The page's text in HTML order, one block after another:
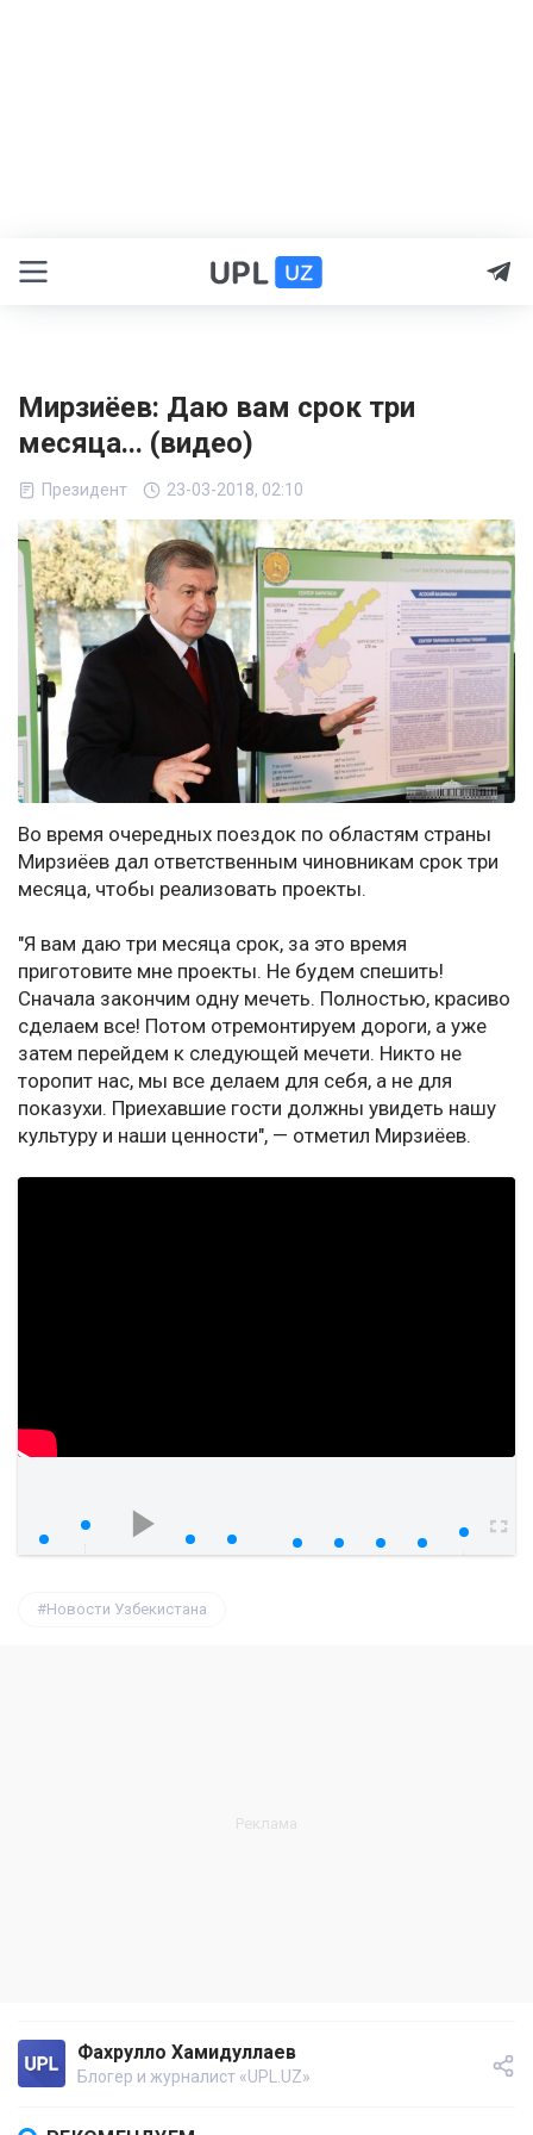
Мирзиёев: Даю вам срок три
месяца... (видео)
Президент 23-03-2018, 02:10
Во время очередных поездок по областям страны
Мирзиёев дал ответственным чиновникам срок три
месяца, чтобы реализовать проекты.
"Я вам даю три месяца срок, за это время
приготовите мне проекты. Не будем спешить!
Сначала закончим одну мечеть. Полностью, красиво
сделаем все! Потом отремонтируем дороги, а уже
затем перейдем к следующей мечети. Никто не
торопит нас, мы все делаем для себя, а не для
показухи. Приехавшие гости должны увидеть нашу
культуру и наши ценности", — отметил Мирзиёев.
Новости Узбекистана
Фахрулло Хамидуллаев
Блогер и журналист «UPL.UZ»